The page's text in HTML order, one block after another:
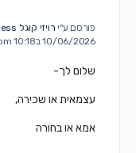
פורסם ע"ירויזי קוגל AutoSuccess
10/06/2026 ב10:18 pm
שלום לך-
עצמאית או שכירה,
אמא או בחורה